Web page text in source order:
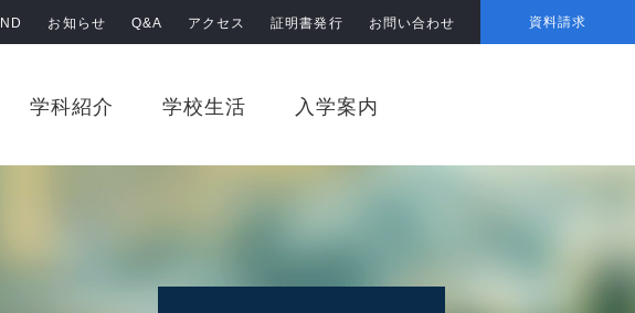
校
学科紹介 学校生活 入学案内
お知らせ Q&A アクセス 証明書発行 お問い合わせ 資料請求